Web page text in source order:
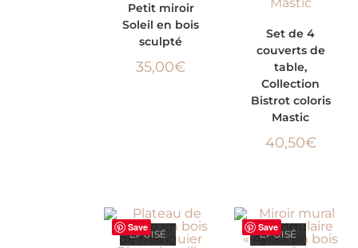
Petit miroir
Soleil en bois
sculpté
35,00€
Set de 4
couverts de
table,
Collection
Bistrot coloris
Mastic
40,50€
Save
ÉPUISÉ
Save
ÉPUISÉ